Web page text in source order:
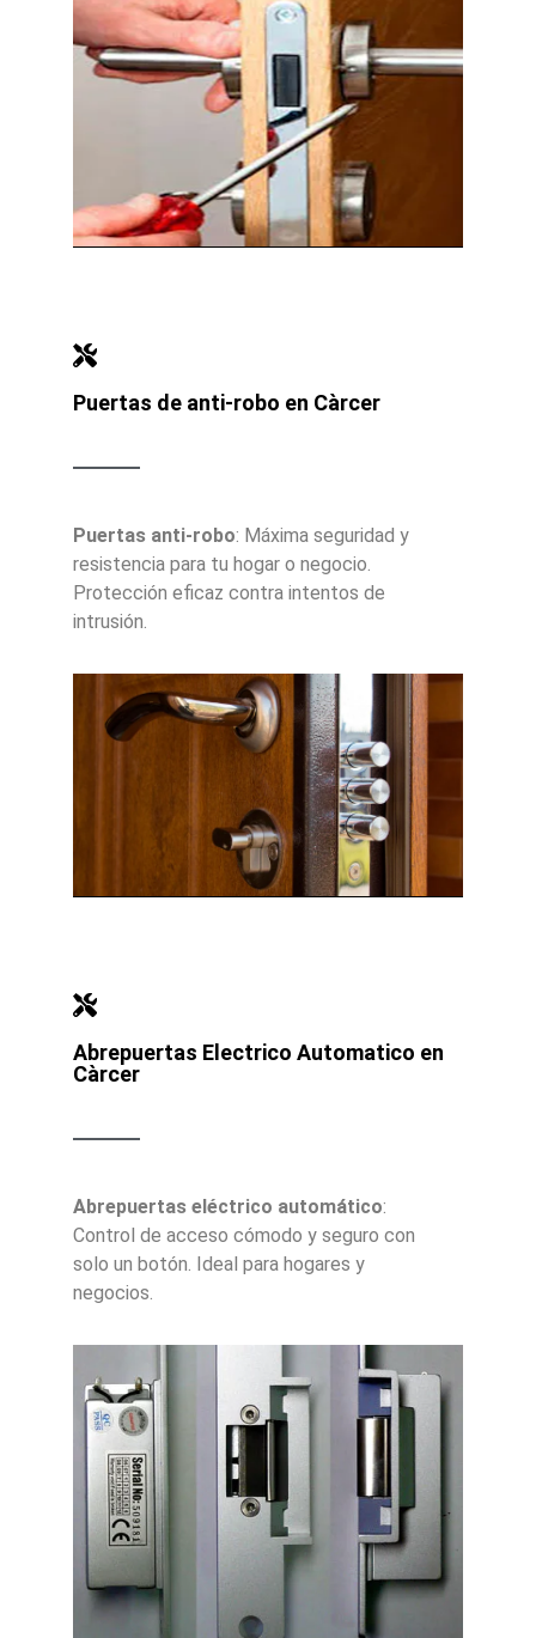
Puertas de anti-robo en Càrcer
Puertas anti-robo: Máxima seguridad y
resistencia para tu hogar o negocio.
Protección eficaz contra intentos de
intrusión.
Abrepuertas Electrico Automatico en
Càrcer
Abrepuertas eléctrico automático:
Control de acceso cómodo y seguro con
solo un botón. Ideal para hogares y
negocios.